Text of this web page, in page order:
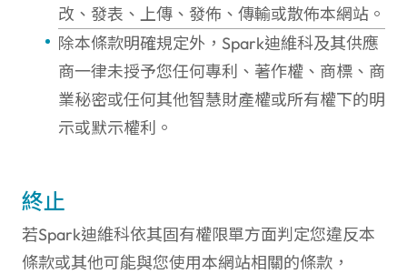
改、發表、上傳、發佈、傳輸或散佈本網站。
除本條款明確規定外，Spark迪維科及其供應
商一律未授予您任何專利、著作權、商標、商
業秘密或任何其他智慧財產權或所有權下的明
示或默示權利。
終止
若Spark迪維科依其固有權限單方面判定您違反本
條款或其他可能與您使用本網站相關的條款，